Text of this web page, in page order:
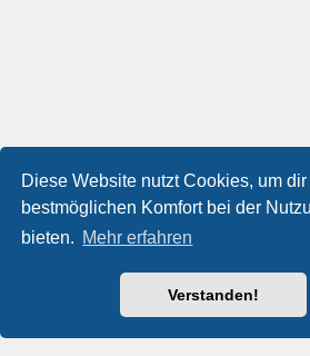
Diese Website nutzt Cookies, um dir
bestmöglichen Komfort bei der
bieten. Mehr erfahren
Verstanden!